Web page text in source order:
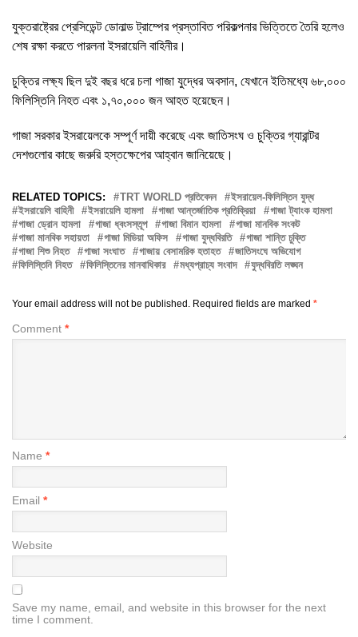
যুক্তরাষ্ট্রের প্রেসিডেন্ট ডোনাল্ড ট্রাম্পের প্রস্তাবিত পরিকল্পনার ভিত্তিতে তৈরি হলেও
শেষ রক্ষা করতে পারলনা ইসরায়েলি বাহিনীর।
চুক্তির লক্ষ্য ছিল দুই বছর ধরে চলা গাজা যুদ্ধের অবসান, যেখানে ইতিমধ্যে ৬৮,০০০
ফিলিস্তিনি নিহত এবং ১,৭০,০০০ জন আহত হয়েছেন।
গাজা সরকার ইসরায়েলকে সম্পূর্ণ দায়ী করেছে এবং জাতিসংঘ ও চুক্তির গ্যারান্টর
দেশগুলোর কাছে জরুরি হস্তক্ষেপের আহ্বান জানিয়েছে।
RELATED TOPICS: TRT WORLD প্রতিবেদন
ইসরায়েল-ফিলিস্তিন যুদ্ধ
ইসরায়েলি বাহিনী
ইসরায়েলি হামলা গাজা আন্তর্জাতিক প্রতিক্রিয়া
গাজা ট্যাংক হামলা
গাজা ড্রোন হামলা
গাজা ধ্বংসস্তূপ গাজা বিমান হামলা
গাজা মানবিক সংকট
গাজা মানবিক সহায়তা
গাজা মিডিয়া অফিস গাজা যুদ্ধবিরতি
গাজা শান্তি চুক্তি
গাজা শিশু নিহত
গাজা সংঘাত গাজায় বেসামরিক হতাহত
জাতিসংঘে অভিযোগ
ফিলিস্তিনি নিহত
ফিলিস্তিনের মানবাধিকার মধ্যপ্রাচ্য সংবাদ যুদ্ধবিরতি লঙ্ঘন
Your email address will not be published. Required fields are marked *
Comment *
Name *
Email *
Website
Save my name, email, and website in this browser for the next
time I comment.